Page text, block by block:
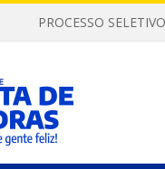
PROCESSO